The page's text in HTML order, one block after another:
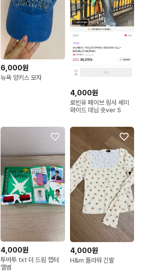
6,000원
뉴욕 양키스 모자
4,000원
로빈유 페이브 링사 세미
와이드 데님 숏ver S
4,000원
투바투 txt 더 드림 챕터
앨범
4,000원
H&m 플라워 긴팔